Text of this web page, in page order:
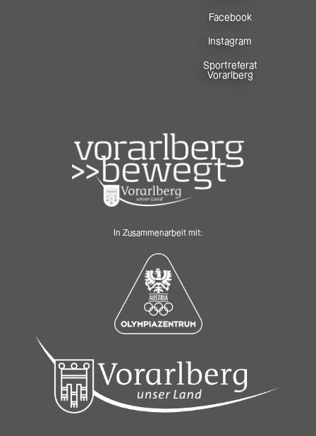
Facebook
Instagram
Sportreferat
Vorarlberg
In Zusammenarbeit mit: